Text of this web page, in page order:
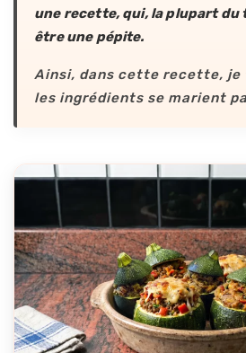
une recette, qui, la plupart du
être une pépite.
Ainsi, dans cette recette, je
les ingrédients se marient